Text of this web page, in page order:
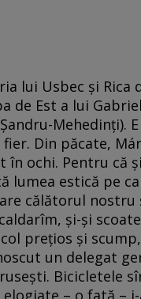
lui Usbec și Rica
de Est a lui
Mehedinți).
Din păcate,
în ochi. Pentru că
lumea estică pe
călătorul nostru
și-și
prețios și
un delegat
Bicicletele
– o fată –